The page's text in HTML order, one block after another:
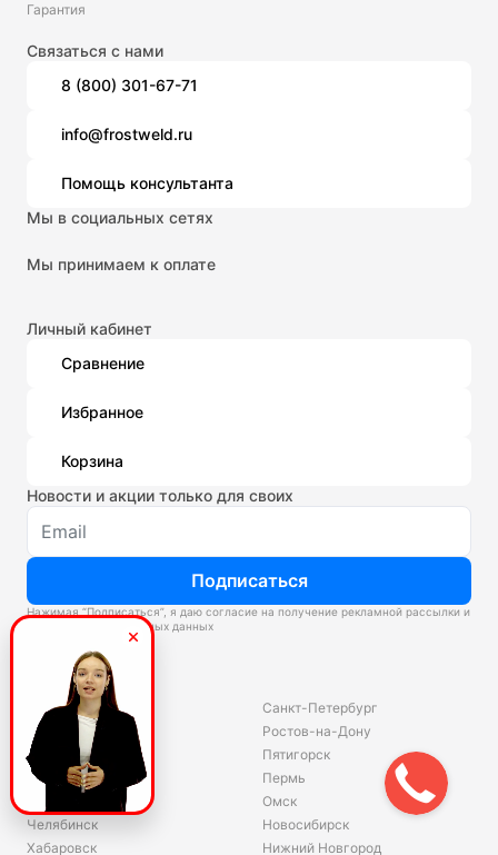
Гарантия
Связаться с нами
8 (800) 301-67-71
info@frostweld.ru
Помощь консультанта
Мы в социальных сетях
Мы принимаем к оплате
Личный кабинет
Сравнение
Избранное
Корзина
Новости и акции только для своих
Подписаться
Нажимая “Подписаться”, я даю согласие на получение рекламной рассылки и
обработку персональных данных
Склады
Владивосток
Екатеринбург
Красноярск
Волгоград
Челябинск
Хабаровск
Санкт-Петербург
Ростов-на-Дону
Пятигорск
Пермь
Омск
Новосибирск
Нижний Новгород